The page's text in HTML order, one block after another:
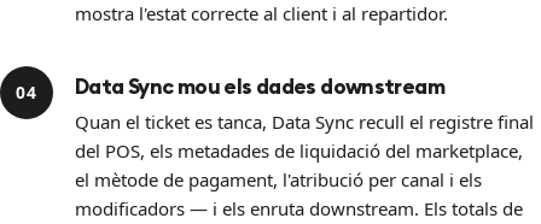
mostra l'estat correcte al client i al repartidor.
04 Data Sync mou els dades downstream
Quan el ticket es tanca, Data Sync recull el registre final
del POS, els metadades de liquidació del marketplace,
el mètode de pagament, l'atribució per canal i els
modificadors — i els enruta downstream. Els totals de